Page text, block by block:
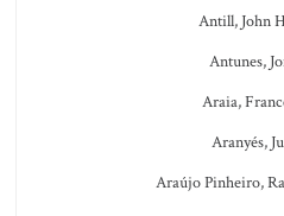
Antill, John
Antunes,
Araia,
Aranyés,
Araújo Pinheiro,